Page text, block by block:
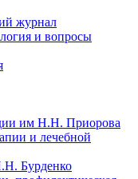
журнал
и вопросы
им Н.Н. Приорова
и лечебной
Бурденко